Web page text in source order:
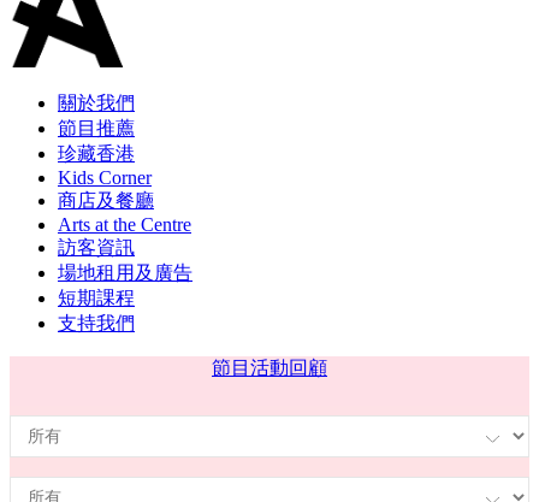
關於我們
節目推薦
珍藏香港
Kids Corner
商店及餐廳
Arts at the Centre
訪客資訊
場地租用及廣告
短期課程
支持我們
節目 活動回顧